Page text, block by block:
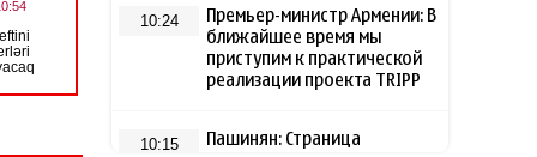
10:24
Премьер-министр Армении: В
ближайшее время мы
приступим к практической
реализации проекта TRIPP
10:15
Пашинян: Страница